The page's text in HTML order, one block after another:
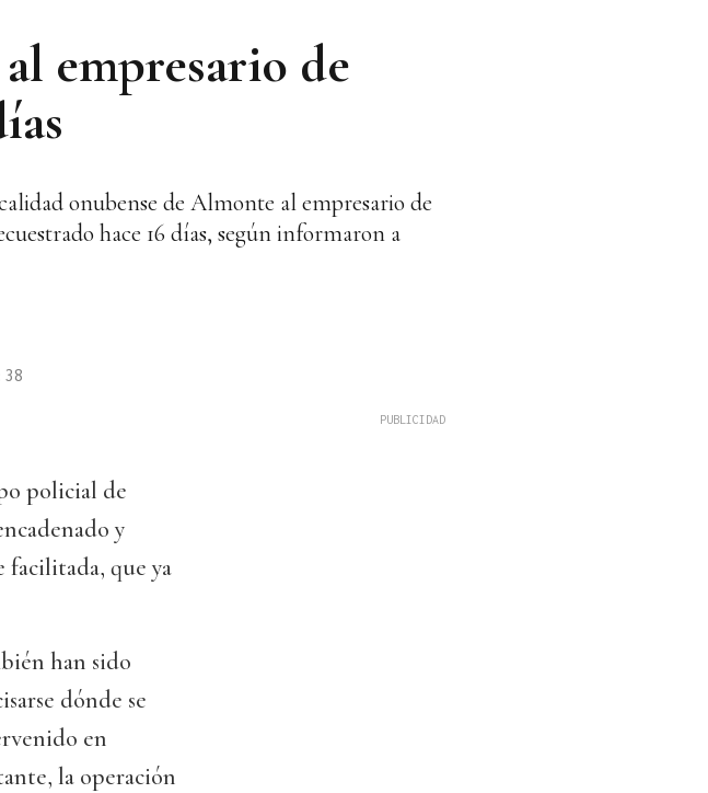
empresario de
onubense de Almonte al empresario de
hace 16 días, según informaron a
policial de
y
facilitada, que ya
han sido
dónde se
en
la operación